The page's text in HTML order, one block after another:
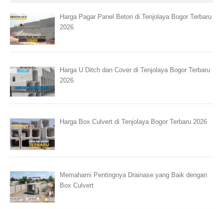
Harga Pagar Panel Beton di Tenjolaya Bogor Terbaru
2026
Harga U Ditch dan Cover di Tenjolaya Bogor Terbaru
2026
Harga Box Culvert di Tenjolaya Bogor Terbaru 2026
Memahami Pentingnya Drainase yang Baik dengan
Box Culvert